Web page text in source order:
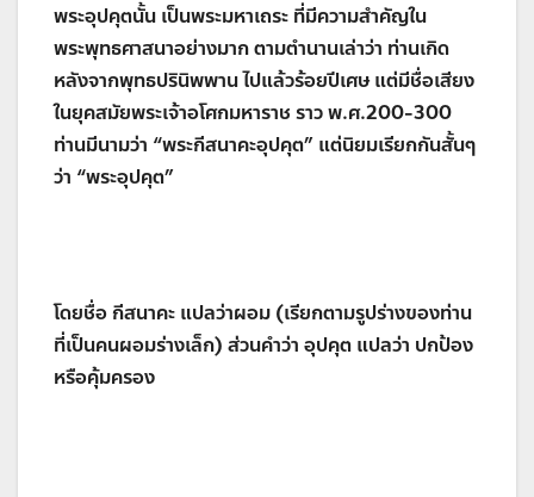
พระอุปคุตนั้น เป็นพระมหาเถระ ที่มีความสำคัญใน
พระพุทธศาสนาอย่างมาก ตามตำนานเล่าว่า ท่านเกิด
หลังจากพุทธปรินิพพาน ไปแล้วร้อยปีเศษ แต่มีชื่อเสียง
ในยุคสมัยพระเจ้าอโศกมหาราช ราว พ.ศ.200-300
ท่านมีนามว่า “พระกีสนาคะอุปคุต” แต่นิยมเรียกกันสั้นๆ
ว่า “พระอุปคุต”
โดยชื่อ กีสนาคะ แปลว่าผอม (เรียกตามรูปร่างของท่าน
ที่เป็นคนผอมร่างเล็ก) ส่วนคำว่า อุปคุต แปลว่า ปกป้อง
หรือคุ้มครอง